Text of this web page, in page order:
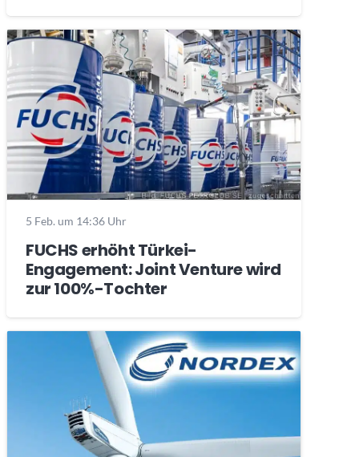
5 Feb. um 14:36 Uhr
FUCHS erhöht Türkei-
Engagement: Joint Venture wird
zur 100%-Tochter